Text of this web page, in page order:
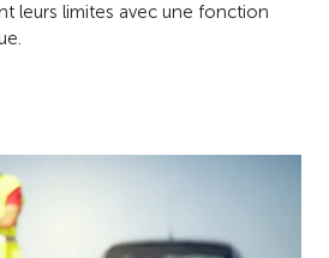
leurs limites avec une fonction